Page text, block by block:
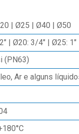
| Ø25 | Ø40 | Ø50
| Ø20: 3/4" | Ø25: 1"
(PN63)
Ar e alguns